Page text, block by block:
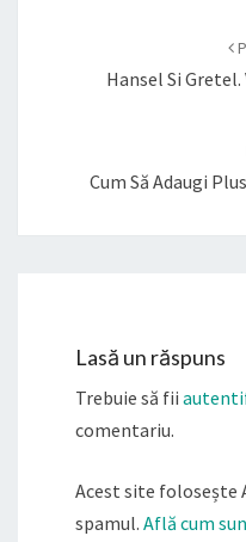
Hansel Si
Cum Să Adaugi
Lasă un răspuns
Trebuie să fii
comentariu.
Acest site folosește
spamul. Află cum